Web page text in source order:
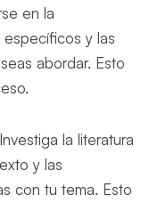
en la
y las
abordar. Esto
Investiga la literatura
y las
con tu tema. Esto